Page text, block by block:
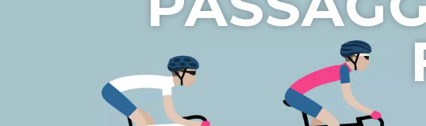
GRUPPI, COMITATI AZIENDALI